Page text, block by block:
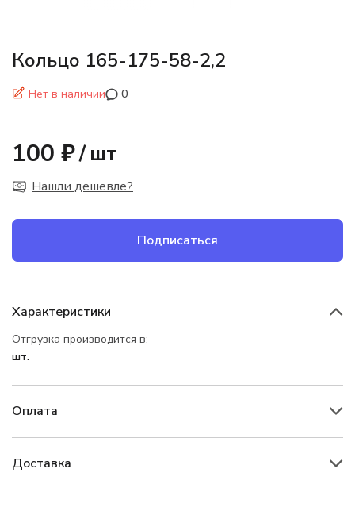
Кольцо 165-175-58-2,2
Нет в наличии 0
100 ₽/ шт
Нашли дешевле?
Подписаться
Характеристики
Отгрузка производится в:
шт.
Оплата
Доставка